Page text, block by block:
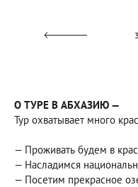
О ТУРЕ В АБХАЗИЮ —
Тур охватывает много
— Проживать будем в
— Насладимся
— Посетим прекрасное
4